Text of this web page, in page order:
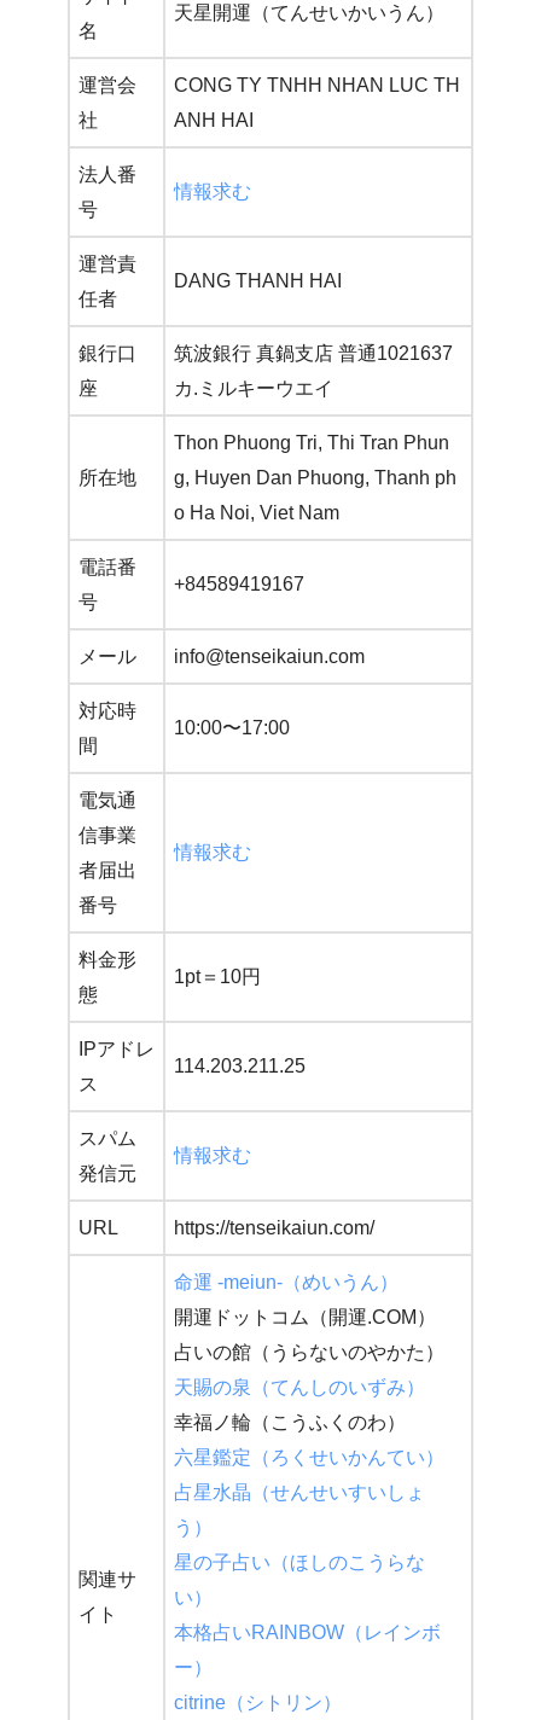
名
天星開運（てんせいかいうん）
運営会
社
CONG TY TNHH NHAN LUC TH
ANH HAI
法人番
号
情報求む
運営責
任者
DANG THANH HAI
銀行口
座
筑波銀行 真鍋支店 普通1021637
カ.ミルキーウエイ
所在地
Thon Phuong Tri, Thi Tran Phun
g, Huyen Dan Phuong, Thanh ph
o Ha Noi, Viet Nam
電話番
号
+84589419167
メール info@tenseikaiun.com
対応時
間
10:00〜17:00
電気通
信事業
者届出
番号
情報求む
料金形
態
1pt＝10円
IPアドレ
ス
114.203.211.25
スパム
発信元
情報求む
URL https://tenseikaiun.com/
関連サ
イト
命運 -meiun-（めいうん）
開運ドットコム（開運.COM）
占いの館（うらないのやかた）
天賜の泉（てんしのいずみ）
幸福ノ輪（こうふくのわ）
六星鑑定（ろくせいかんてい）
占星水晶（せんせいすいしょ
う）
星の子占い（ほしのこうらな
い）
本格占いRAINBOW（レインボ
ー）
citrine（シトリン）